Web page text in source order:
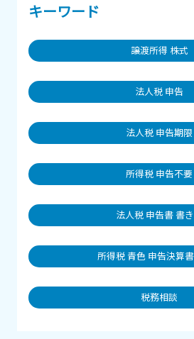
キーワード
譲渡所得 株式
法人税 申告
法人税 申告期限
所得税 申告不要
法人税 申告書 書
所得税 青色 申告決算
税務相談